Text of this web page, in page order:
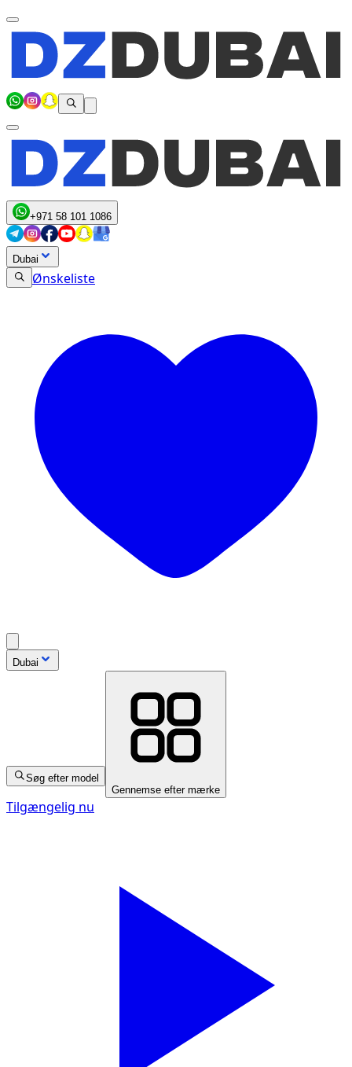
+971 58 101 1086
Dubai
Ønskeliste
Dubai
Søg efter model
Gennemse efter mærke
Tilgængelig nu